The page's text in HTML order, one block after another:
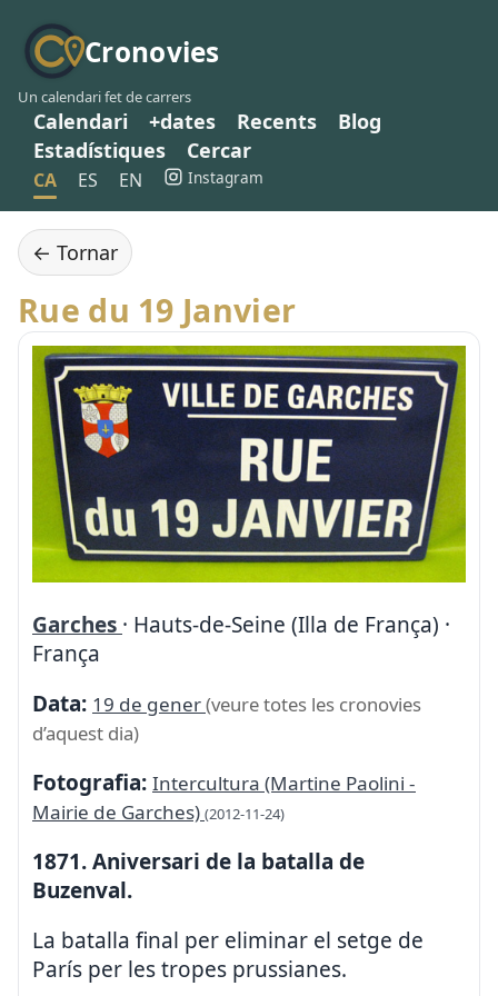
Cronovies
Un calendari fet de carrers
Calendari +dates Recents
Blog
Estadístiques
Cercar
CA ES EN Instagram
← Tornar
Rue du 19 Janvier
Garches · Hauts-de-Seine (Illa de França) ·
França
Data: 19 de gener(veure totes les cronovies
d’aquest dia)
Fotografia: Intercultura (Martine Paolini -
Mairie de Garches) (2012-11-24)
1871. Aniversari de la batalla de
Buzenval.
La batalla final per eliminar el setge de
París per les tropes prussianes.